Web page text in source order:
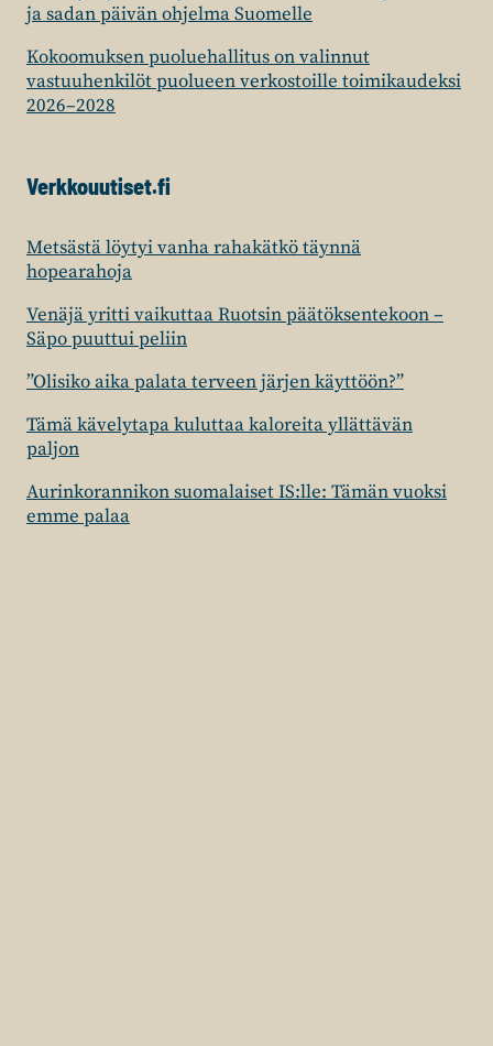
ja sadan päivän ohjelma Suomelle
Kokoomuksen puoluehallitus on valinnut
vastuuhenkilöt puolueen verkostoille toimikaudeksi
2026–2028
Verkkouutiset.fi
Metsästä löytyi vanha rahakätkö täynnä
hopearahoja
Venäjä yritti vaikuttaa Ruotsin päätöksentekoon –
Säpo puuttui peliin
”Olisiko aika palata terveen järjen käyttöön?”
Tämä kävelytapa kuluttaa kaloreita yllättävän
paljon
Aurinkorannikon suomalaiset IS:lle: Tämän vuoksi
emme palaa